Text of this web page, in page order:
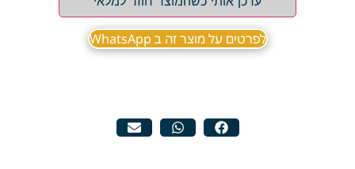
לפרטים על מוצר זה ב WhatsApp